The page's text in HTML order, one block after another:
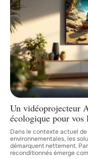
Un vidéoprojecteur
écologique pour
Dans le contexte actuel
environnementales, les
démarquent nettement.
reconditionnés émerge